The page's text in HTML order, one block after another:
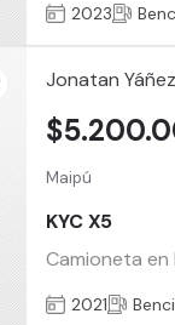
2023
Jonatan Yáñez
Maipú
KYC X5
Camioneta en
2021